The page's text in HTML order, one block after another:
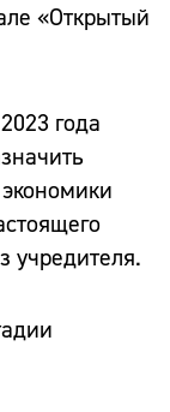
«Открытый
года
учредителя.